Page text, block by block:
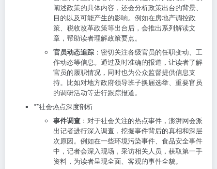
阐述政策的具体内容，还会分析政策出台的背景、
目的以及可能产生的影响。例如在房地产调控政
策、税收改革政策等出台后，会推出系列解读文
章，帮助读者理解政策要点。
官员动态追踪 ：密切关注各级官员的任职变动、工
作动态等信息。通过及时准确的报道，让读者了解
官员的履职情况，同时也为公众监督提供信息支
持。比如对地方政府领导班子换届选举、重要官员
的调研活动等进行跟踪报道。
**社会热点深度剖析
事件调查 ：对于社会关注的热点事件，澎湃网会派
出记者进行深入调查，挖掘事件背后的真相和深层
次原因。例如在一些环境污染事件、食品安全事件
中，记者会深入现场，采访相关人员，获取第一手
资料，为读者呈现全面、客观的事件全貌。